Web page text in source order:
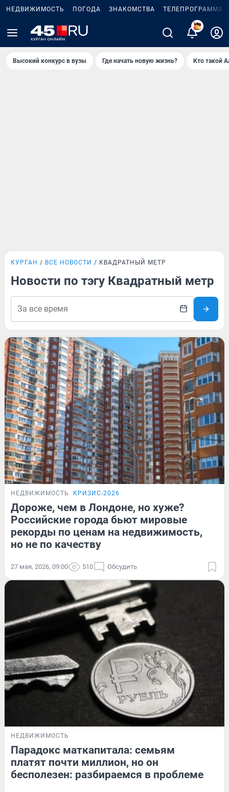
НЕДВИЖИМОСТЬ ПОГОДА ЗНАКОМСТВА ТЕЛЕПРОГРАММА
2
Высокий конкурс в вузы Где начать новую жизнь? Кто такой
КУРГАН ВСЕ НОВОСТИ КВАДРАТНЫЙ МЕТР
Новости по тэгу Квадратный метр
НЕДВИЖИМОСТЬ КРИЗИС-2026
Дороже, чем в Лондоне, но хуже?
Российские города бьют мировые
рекорды по ценам на недвижимость,
но не по качеству
27 мая, 2026, 09:00 510 Обсудить
НЕДВИЖИМОСТЬ
Парадокс маткапитала: семьям
платят почти миллион, но он
бесполезен: разбираемся в проблеме